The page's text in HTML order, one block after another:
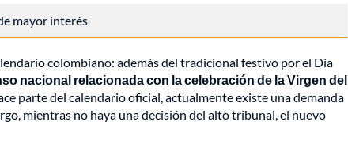
mayor interés
colombiano: además del tradicional festivo por el Día
nacional relacionada con la celebración de la Virgen del
parte del calendario oficial, actualmente existe una demanda
mientras no haya una decisión del alto tribunal, el nuevo